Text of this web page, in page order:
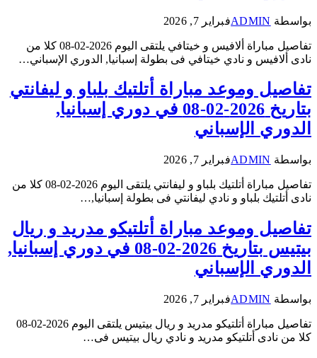
بواسطة ADMINفبراير 7, 2026
تفاصيل مباراة ألافيس و خيتافي يلتقى اليوم 2026-02-08 كلا من
نادى ألافيس و نادي خيتافي فى بطولة إسبانيا, الدوري الإسباني…
تفاصيل وموعد مباراة أتلتيك بلباو و ليفانتي
بتاريخ 2026-02-08 في دوري إسبانيا,
الدوري الإسباني
بواسطة ADMINفبراير 7, 2026
تفاصيل مباراة أتلتيك بلباو و ليفانتي يلتقى اليوم 2026-02-08 كلا من
نادى أتلتيك بلباو و نادي ليفانتي فى بطولة إسبانيا,…
تفاصيل وموعد مباراة أتلتيكو مدريد و ريال
بيتيس بتاريخ 2026-02-08 في دوري إسبانيا,
الدوري الإسباني
بواسطة ADMINفبراير 7, 2026
تفاصيل مباراة أتلتيكو مدريد و ريال بيتيس يلتقى اليوم 2026-02-08
كلا من نادى أتلتيكو مدريد و نادي ريال بيتيس فى…